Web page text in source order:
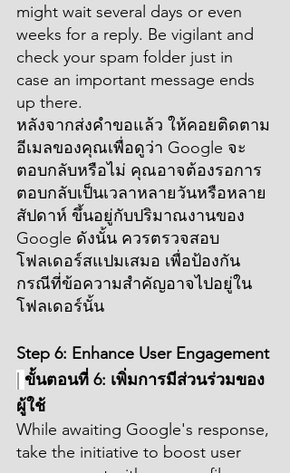
might wait several days or even
weeks for a reply. Be vigilant and
check your spam folder just in
case an important message ends
up there.
หลังจากส่งคำขอแล้ว ให้คอยติดตาม
อีเมลของคุณเพื่อดูว่า Google จะ
ตอบกลับหรือไม่ คุณอาจต้องรอการ
ตอบกลับเป็นเวลาหลายวันหรือหลาย
สัปดาห์ ขึ้นอยู่กับปริมาณงานของ
Google ดังนั้น ควรตรวจสอบ
โฟลเดอร์สแปมเสมอ เพื่อป้องกัน
กรณีที่ข้อความสำคัญอาจไปอยู่ใน
โฟลเดอร์นั้น
Step 6: Enhance User Engagement
| ขั้นตอนที่ 6: เพิ่มการมีส่วนร่วมของ
ผู้ใช้
While awaiting Google's response,
take the initiative to boost user